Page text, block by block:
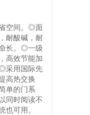
空间。◎面
耐酸碱，耐
长。◎一级
高效节能加
采用国际先
高热交换
单的门系
同时阅读不
也可用。